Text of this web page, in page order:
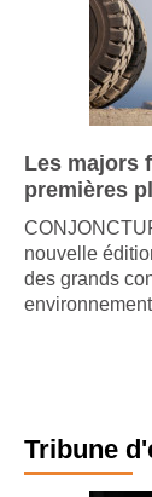
Les majors
premières
nouvelle
des grands
Tribune